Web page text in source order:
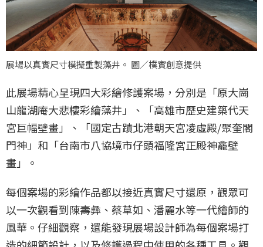
展場以真實尺寸模擬重製藻井。 圖／樸實創意提供
此展場精心呈現四大彩繪修護案場，分別是「原大崗
山龍湖庵大悲樓彩繪藻井」、「高雄市歷史建築代天
宮巨幅壁畫」、「國定古蹟北港朝天宮凌虛殿/聚奎閣
門神」和「台南市八協境市仔頭福隆宮正殿神龕壁
畫」。
每個案場的彩繪作品都以接近真實尺寸還原，觀眾可
以一次觀看到陳壽彝、蔡草如、潘麗水等一代繪師的
風華。仔細觀察，還能發現展場設計師為每個案場打